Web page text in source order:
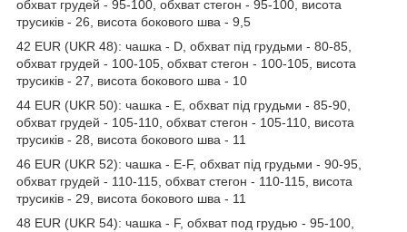
обхват грудей - 95-100, обхват стегон - 95-100, висота
трусиків - 26, висота бокового шва - 9,5
42 EUR (UKR 48): чашка - D, обхват під грудьми - 80-85,
обхват грудей - 100-105, обхват стегон - 100-105, висота
трусиків - 27, висота бокового шва - 10
44 EUR (UKR 50): чашка - E, обхват під грудьми - 85-90,
обхват грудей - 105-110, обхват стегон - 105-110, висота
трусиків - 28, висота бокового шва - 11
46 EUR (UKR 52): чашка - Е-F, обхват під грудьми - 90-95,
обхват грудей - 110-115, обхват стегон - 110-115, висота
трусиків - 29, висота бокового шва - 11
48 EUR (UKR 54): чашка - F, обхват под грудью - 95-100,